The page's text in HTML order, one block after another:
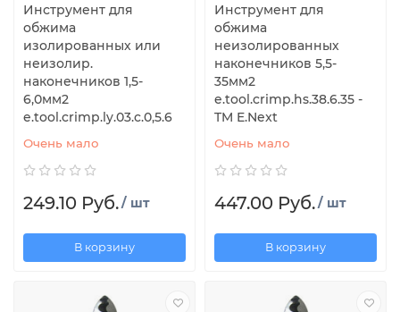
Инструмент для
обжима
изолированных или
неизолир.
наконечников 1,5-
6,0мм2
e.tool.crimp.ly.03.c.0,5.6
Очень мало
249.10 Руб./ шт
В корзину
Инструмент для
обжима
неизолированных
наконечников 5,5-
35мм2
e.tool.crimp.hs.38.6.35 -
TM E.Next
Очень мало
447.00 Руб./ шт
В корзину